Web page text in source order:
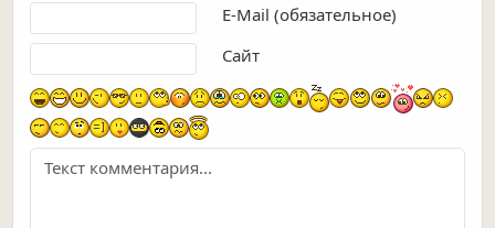
E-Mail (обязательное)
Сайт